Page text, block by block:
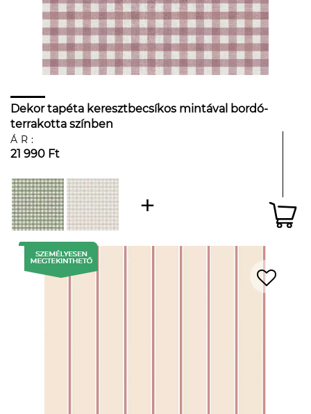
Dekor tapéta keresztbecsíkos mintával bordó-
terrakotta színben
ÁR:
21 990 Ft